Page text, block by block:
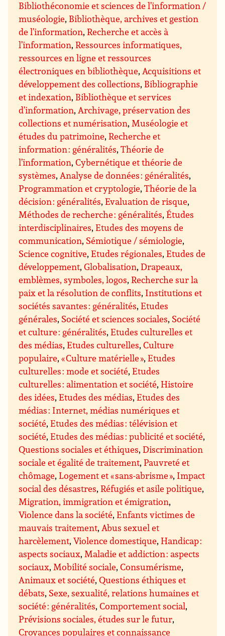
Bibliothéconomie et sciences de l’information /
muséologie, Bibliothèque, archives et gestion
de l’information,Recherche et accès à
l’information,Ressources informatiques,
ressources en ligne et ressources
électroniques en bibliothèque,Acquisitions et
développement des collections, Bibliographie
et indexation, Bibliothèque et services
d’information,Archivage, préservation des
collections et numérisation,Muséologie et
études du patrimoine,Recherche et
information : généralités,Théorie de
l’information,Cybernétique et théorie de
systèmes,Analyse de données : généralités,
Programmation et cryptologie,Théorie de la
décision : généralités,Evaluation de risque,
Méthodes de recherche : généralités,Études
interdisciplinaires,Etudes des moyens de
communication, Sémiotique / sémiologie,
Science cognitive,Etudes régionales,Etudes de
développement,Globalisation,Drapeaux,
emblèmes, symboles, logos,Recherche sur la
paix et la résolution de conflits, Institutions et
sociétés savantes : généralités,Etudes
générales, Société et sciences sociales, Société
et culture : généralités,Etudes culturelles et
des médias,Etudes culturelles,Culture
populaire,« Culture matérielle »,Etudes
culturelles : mode et société,Etudes
culturelles : alimentation et société,Histoire
des idées,Etudes des médias,Etudes des
médias : Internet, médias numériques et
société,Etudes des médias : télévision et
société,Etudes des médias : publicité et société,
Questions sociales et éthiques,Discrimination
sociale et égalité de traitement,Pauvreté et
chômage,Logement et « sans-abrisme », Impact
social des désastres,Réfugiés et asile politique,
Migration, immigration et émigration,
Violence dans la société,Enfants victimes de
mauvais traitement,Abus sexuel et
harcèlement,Violence domestique,Handicap :
aspects sociaux,Maladie et addiction : aspects
sociaux,Mobilité sociale,Consumérisme,
Animaux et société,Questions éthiques et
débats, Sexe, sexualité, relations humaines et
société : généralités,Comportement social,
Prévisions sociales, études sur le futur,
Croyances populaires et connaissance